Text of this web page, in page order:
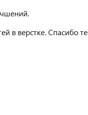
в верстке. Спасибо